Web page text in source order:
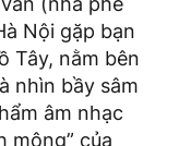
Nội gặp bạn
Tây, nằm bên
nhìn bầy sâm
âm nhạc
mộng” của